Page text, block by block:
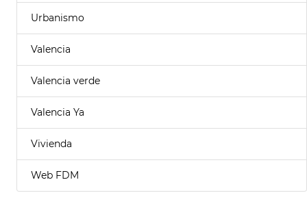
Urbanismo
Valencia
Valencia verde
Valencia Ya
Vivienda
Web FDM